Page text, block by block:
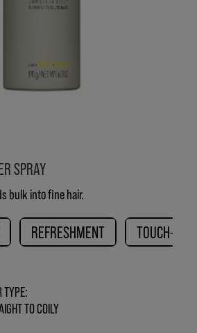
SPRAY
bulk into fine hair.
REFRESHMENT TOUCH-UP
TYPE:
TO COILY